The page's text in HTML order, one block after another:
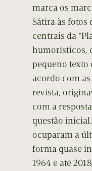
marca os
Sátira às fotos
centrais da
humorísticos,
pequeno texto
acordo com
revista,
com a
questão inicial.
ocuparam a
forma quase
1964 e até